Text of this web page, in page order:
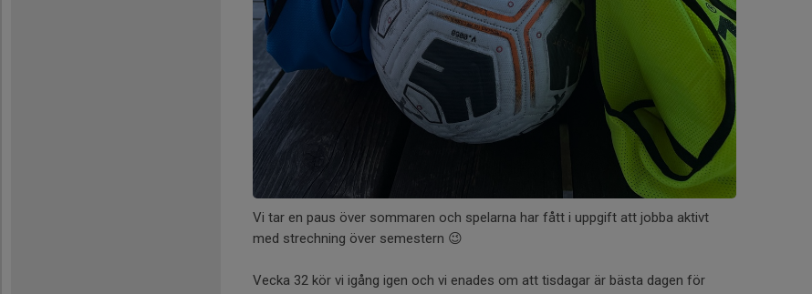
Vi tar en paus över sommaren och spelarna har fått i uppgift att jobba aktivt
med strechning över semestern 😉
Vecka 32 kör vi igång igen och vi enades om att tisdagar är bästa dagen för